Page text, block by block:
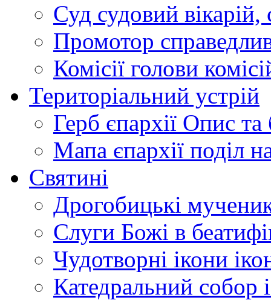
Суд судовий вікарій,
Промотор
Комісії голови
Територіальний устрій
Герб єпархії Опис та
Мапа єпархії поділ
Святині
Дрогобицькі
Слуги Божі в
Чудотворні ікони
Катедральний собор